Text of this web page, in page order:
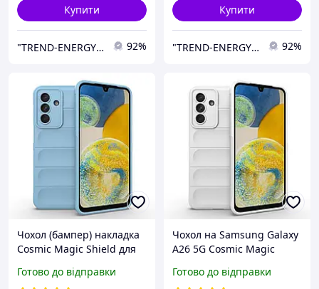
Купити
"TREND-ENERGY" Інтернет-магазин аксесуарів до смартфонів та комп'ютерів 92%
Купити
"TREND-ENERGY" Інтернет-магазин аксесуарів до смартфонів та комп'ютерів 92%
Чохол (бампер) накладка
Cosmic Magic Shield для
протиударний ТПУ Light
Готово до відправки
Чохол на Samsung Galaxy
A26 5G Cosmic Magic
протиударний чохол-
Готово до відправки